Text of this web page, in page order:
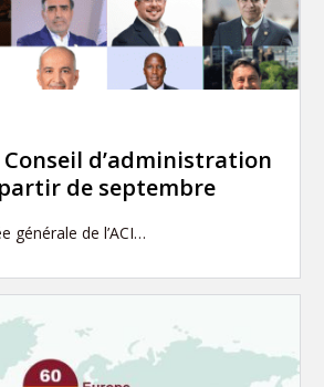
d’administration
partir de septembre
générale de l’ACI…